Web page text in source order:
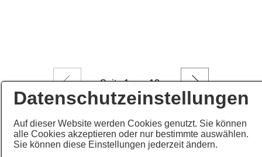
Zurück
Seite1von 13 Weiter
Datenschutzeinstellungen
Auf dieser Website werden Cookies genutzt. Sie können
alle Cookies akzeptieren oder nur bestimmte auswählen.
Sie können diese Einstellungen jederzeit ändern.